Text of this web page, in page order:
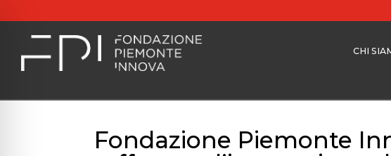
CHI
Fondazione Piemonte